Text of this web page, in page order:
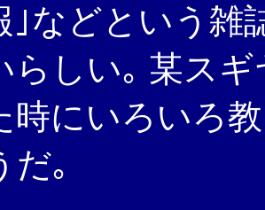
｣などという雑
らしい｡ 某ス
時にいろいろ
だ｡